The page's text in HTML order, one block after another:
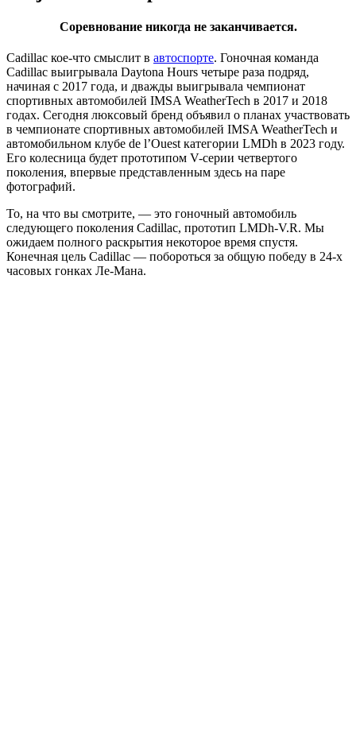
Соревнование никогда не заканчивается.
Cadillac кое-что смыслит в автоспорте. Гоночная команда
Cadillac выигрывала Daytona Hours четыре раза подряд,
начиная с 2017 года, и дважды выигрывала чемпионат
спортивных автомобилей IMSA WeatherTech в 2017 и 2018
годах. Сегодня люксовый бренд объявил о планах участвовать
в чемпионате спортивных автомобилей IMSA WeatherTech и
автомобильном клубе de l’Ouest категории LMDh в 2023 году.
Его колесница будет прототипом V-серии четвертого
поколения, впервые представленным здесь на паре
фотографий.
То, на что вы смотрите, — это гоночный автомобиль
следующего поколения Cadillac, прототип LMDh-V.R. Мы
ожидаем полного раскрытия некоторое время спустя.
Конечная цель Cadillac — побороться за общую победу в 24-х
часовых гонках Ле-Мана.